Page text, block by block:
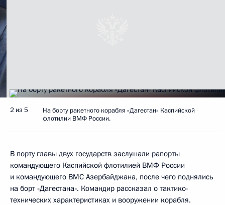
2 из 5
На борту ракетного корабля «Дагестан» Каспийской
флотилии ВМФ России.
В порту главы двух государств заслушали рапорты
командующего Каспийской флотилией ВМФ России
и командующего ВМС Азербайджана, после чего поднялись
на борт «Дагестана». Командир рассказал о тактико-
технических характеристиках и вооружении корабля.